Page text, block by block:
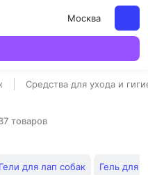
Москва
Средства для ухода и
товаров
Гели для лап собак Гель для